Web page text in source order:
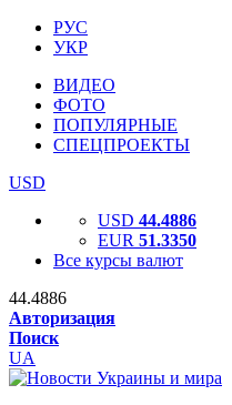
РУС
УКР
ВИДЕО
ФОТО
ПОПУЛЯРНЫЕ
СПЕЦПРОЕКТЫ
USD
USD 44.4886
EUR 51.3350
Все курсы валют
44.4886
Авторизация
Поиск
UA